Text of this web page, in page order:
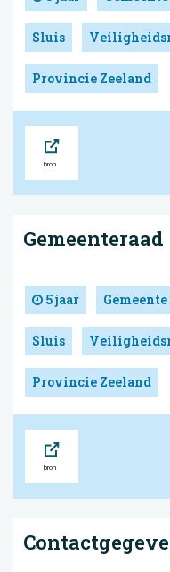
Sluis
Provincie Zeeland
Gemeenteraad
5 jaar Gemeente
Sluis
Provincie Zeeland